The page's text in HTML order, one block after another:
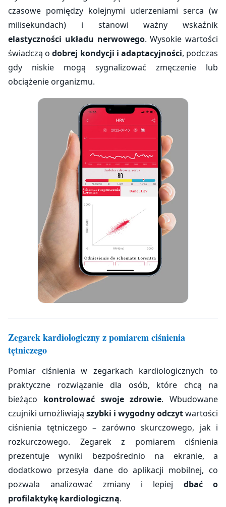
czasowe pomiędzy kolejnymi uderzeniami serca (w
milisekundach) i stanowi ważny wskaźnik
elastyczności układu nerwowego. Wysokie wartości
świadczą odobrej kondycji i adaptacyjności, podczas
gdy niskie mogą sygnalizować zmęczenie lub
obciążenie organizmu.
Zegarek kardiologiczny z pomiarem ciśnienia
tętniczego
Pomiar ciśnienia w zegarkach kardiologicznych to
praktyczne rozwiązanie dla osób, które chcą na
bieżąco kontrolować swoje zdrowie. Wbudowane
czujniki umożliwiają szybki i wygodny odczytwartości
ciśnienia tętniczego – zarówno skurczowego, jak i
rozkurczowego. Zegarek z pomiarem ciśnienia
prezentuje wyniki bezpośrednio na ekranie, a
dodatkowo przesyła dane do aplikacji mobilnej, co
pozwala analizować zmiany i lepiej dbać o
profilaktykę kardiologiczną.